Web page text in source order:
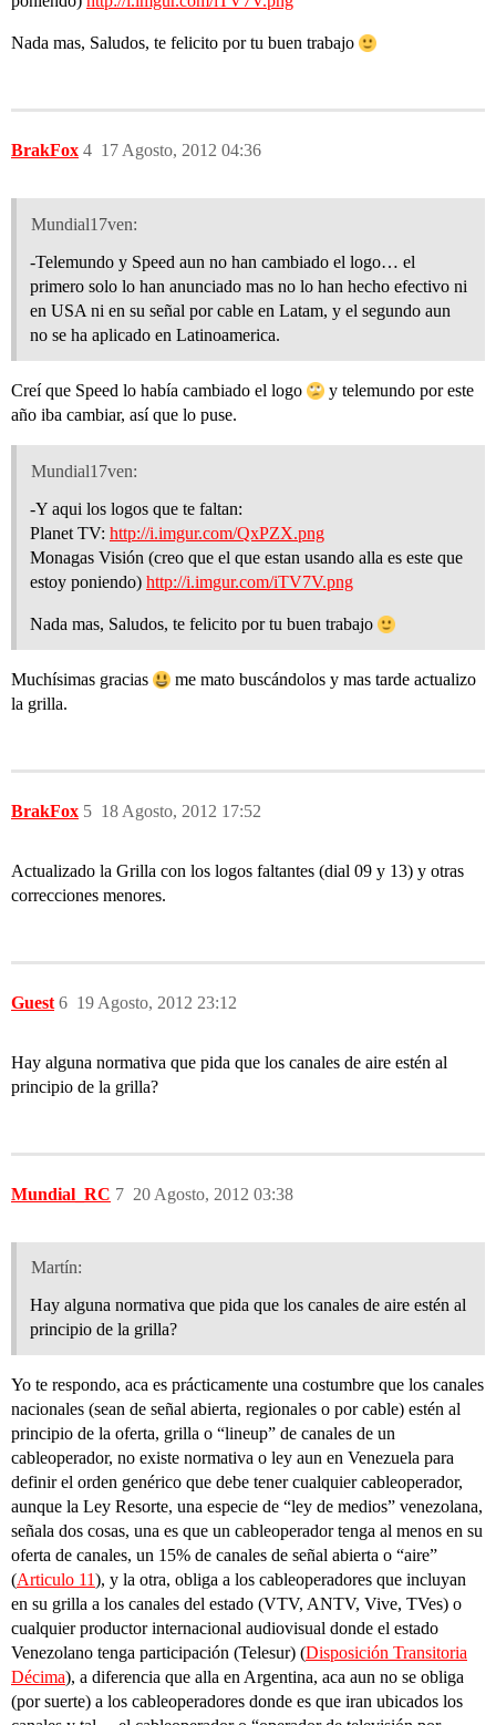
Nada mas, Saludos, te felicito por tu buen trabajo
BrakFox 17 Agosto, 2012 04:36
4
Mundial17ven:
-Telemundo y Speed aun no han cambiado el logo… el
primero solo lo han anunciado mas no lo han hecho efectivo ni
en USA ni en su señal por cable en Latam, y el segundo aun
no se ha aplicado en Latinoamerica.
Creí que Speed lo había cambiado el logo
y telemundo por este
año iba cambiar, así que lo puse.
Mundial17ven:
-Y aqui los logos que te faltan:
Planet TV: http://i.imgur.com/QxPZX.png
Monagas Visión (creo que el que estan usando alla es este que
estoy poniendo) http://i.imgur.com/iTV7V.png
Nada mas, Saludos, te felicito por tu buen trabajo
Muchísimas gracias
me mato buscándolos y mas tarde actualizo
la grilla.
BrakFox 18 Agosto, 2012 17:52
5
Actualizado la Grilla con los logos faltantes (dial 09 y 13) y otras
correcciones menores.
Guest 19 Agosto, 2012 23:12
6
Hay alguna normativa que pida que los canales de aire estén al
principio de la grilla?
Mundial_RC 20 Agosto, 2012 03:38
7
Martín:
Hay alguna normativa que pida que los canales de aire estén al
principio de la grilla?
Yo te respondo, aca es prácticamente una costumbre que los canales
nacionales (sean de señal abierta, regionales o por cable) estén al
principio de la oferta, grilla o “lineup” de canales de un
cableoperador, no existe normativa o ley aun en Venezuela para
definir el orden genérico que debe tener cualquier cableoperador,
aunque la Ley Resorte, una especie de “ley de medios” venezolana,
señala dos cosas, una es que un cableoperador tenga al menos en su
oferta de canales, un 15% de canales de señal abierta o “aire”
(Articulo 11), y la otra, obliga a los cableoperadores que incluyan
en su grilla a los canales del estado (VTV, ANTV, Vive, TVes) o
cualquier productor internacional audiovisual donde el estado
Venezolano tenga participación (Telesur) (Disposición Transitoria
Décima), a diferencia que alla en Argentina, aca aun no se obliga
(por suerte) a los cableoperadores donde es que iran ubicados los